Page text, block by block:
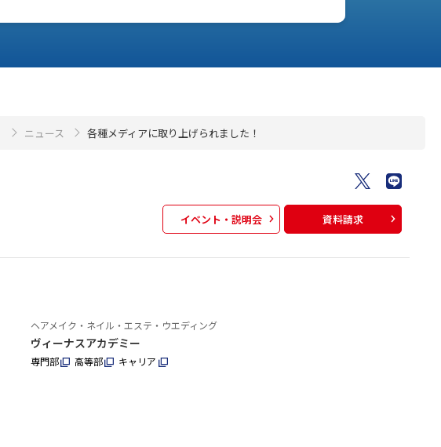
ニュース 各種メディアに取り上げられました！
イベント・説明会 資料請求
ヘアメイク・ネイル・エステ・ウエディング
ヴィーナスアカデミー
専門部 高等部 キャリア